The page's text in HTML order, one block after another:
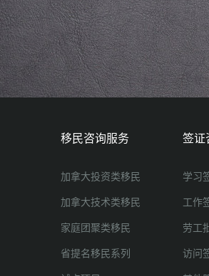
移民咨询服务
加拿大投资类移民
加拿大技术类移民
家庭团聚类移民
省提名移民系列
签证
学习
工作
劳工
访问